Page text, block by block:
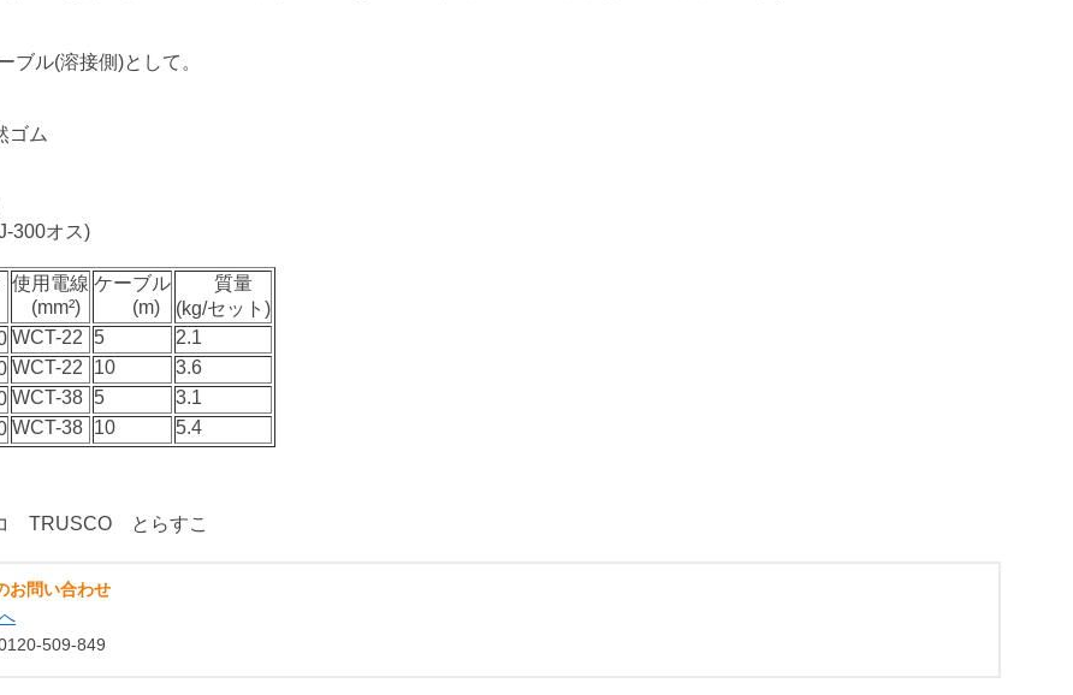
ブル(溶接側)として。
ム
300オス)
使用電線
(mm²)
ケーブル
(m)
質量
(kg/セット)
WCT-22 5
2.1
WCT-22 10
3.6
WCT-38 5
3.1
WCT-38 10 5.4
TRUSCO とらすこ
お問い合わせ
509-849